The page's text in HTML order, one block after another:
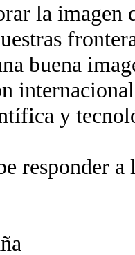
la imagen
buena
y
responder